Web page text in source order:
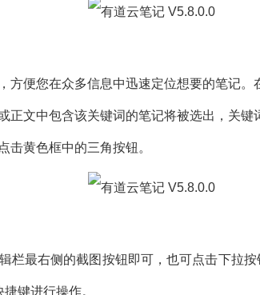
便您在众多信息中迅速定位想要的笔记。
正文中包含该关键词的笔记将被选出，关键
黄色框中的三角按钮。
最右侧的截图按钮即可，也可点击下拉按
键进行操作。